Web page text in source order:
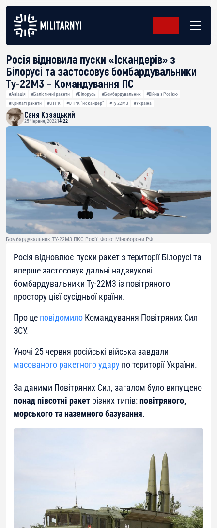
Росія відновила пуски «Іскандерів» з
Білорусі та застосовує бомбардувальники
Ту-22М3 – Командування ПС
#Авіація #Балістичні ракети #Білорусь #Бомбардувальник
#Війна з Росією
#Крилаті ракети
#ОТРК #ОТРК "Искандер" #Ту-22М3 #Україна
Саня Козацький
25 Червня, 202214:22
Бомбардувальник ТУ-22М3 ПКС Росії. Фото: Міноборони РФ
Росія відновлює пуски ракет з території Білорусі та
вперше застосовує дальні надзвукові
бомбардувальники Ту-22М3 із повітряного
простору цієї сусідньої країни.
Про це повідомило Командування Повітряних Сил
ЗСУ.
Уночі 25 червня російські війська завдали
масованого ракетного удару по території України.
За даними Повітряних Сил, загалом було випущено
понад півсотні ракет різних типів:повітряного,
морського та наземного базування.